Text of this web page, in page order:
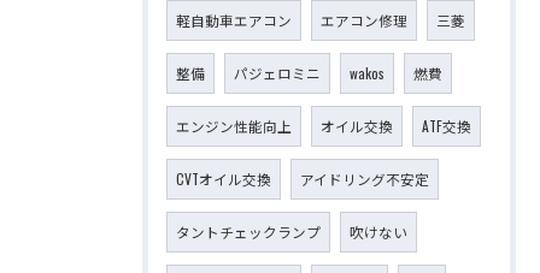
軽自動車エアコン エアコン修理 三菱
整備 パジェロミニ wakos 燃費
エンジン性能向上 オイル交換 ATF交換
CVTオイル交換 アイドリング不安定
タントチェックランプ 吹けない